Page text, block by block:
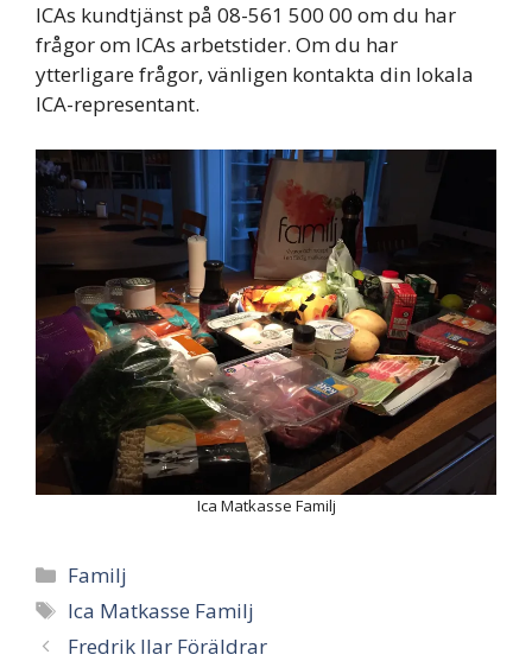
ICAs kundtjänst på 08-561 500 00 om du har
frågor om ICAs arbetstider. Om du har
ytterligare frågor, vänligen kontakta din lokala
ICA-representant.
Ica Matkasse Familj
Categories
Familj
Tags
Ica Matkasse Familj
Fredrik Ilar Föräldrar